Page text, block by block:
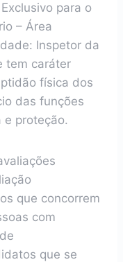
para o
– Área
Inspetor da
tem caráter
física dos
das funções
e proteção.
que concorrem
com
que se